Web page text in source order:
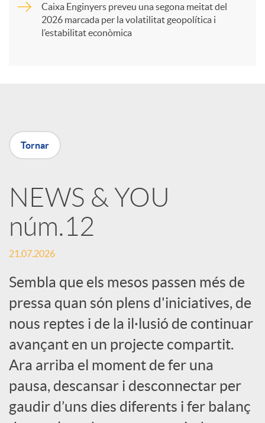
a
a
r
x
e
s
S
Caixa Enginyers preveu una segona meitat del
2026 marcada per la volatilitat geopolítica i
l’estabilitat econòmica
Tornar
NEWS & YOU
núm.12
21.07.2026
Sembla que els mesos passen més de
pressa quan són plens d'iniciatives, de
nous reptes i de la il·lusió de continuar
avançant en un projecte compartit.
Ara arriba el moment de fer una
pausa, descansar i desconnectar per
gaudir d’uns dies diferents i fer balanç